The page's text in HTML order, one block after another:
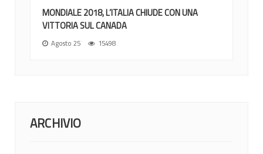
MONDIALE 2018, L’ITALIA CHIUDE CON UNA
VITTORIA SUL CANADA
Agosto 25 15498
ARCHIVIO